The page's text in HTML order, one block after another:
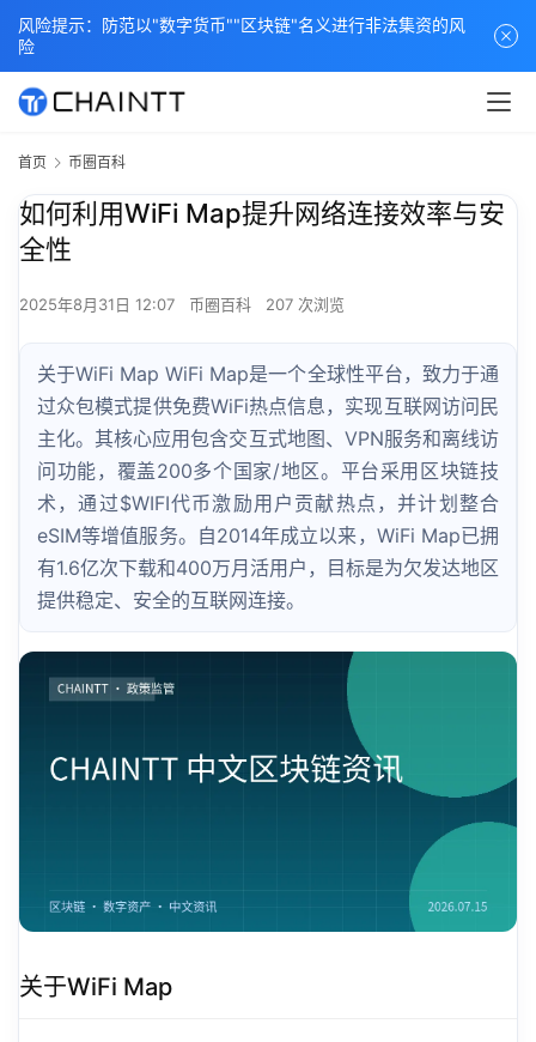
首页 币圈百科
如何利用WiFi Map提升网络连接效率与安
全性
2025年8月31日 12:07 币圈百科 207 次浏览
关于WiFi Map WiFi Map是一个全球性平台，致力于通
过众包模式提供免费WiFi热点信息，实现互联网访问民
主化。其核心应用包含交互式地图、VPN服务和离线访
问功能，覆盖200多个国家/地区。平台采用区块链技
术，通过$WIFI代币激励用户贡献热点，并计划整合
eSIM等增值服务。自2014年成立以来，WiFi Map已拥
有1.6亿次下载和400万月活用户，目标是为欠发达地区
提供稳定、安全的互联网连接。
关于WiFi Map
风险提示：防范以"数字货币""区块链"名义进行非法集资的风
险